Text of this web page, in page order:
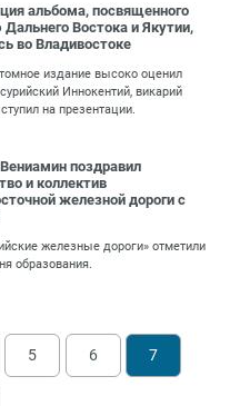
альбома, посвященного
Востока и Якутии,
во Владивостоке
издание высоко оценил
Иннокентий, викарий
на презентации.
поздравил
и коллектив
железной дороги с
железные дороги» отметили
образования.
5 6 7